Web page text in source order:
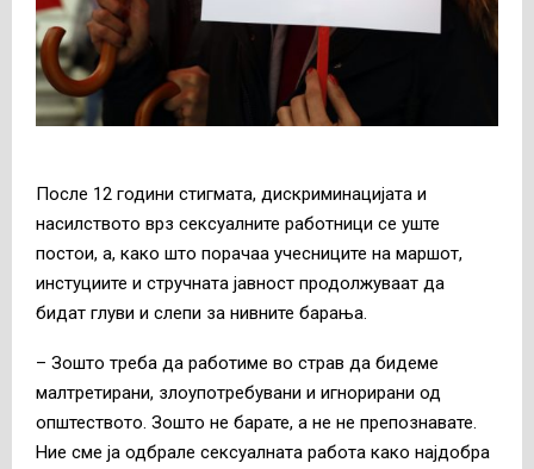
После 12 години стигмата, дискриминацијата и
насилството врз сексуалните работници се уште
постои, а, како што порачаа учесниците на маршот,
инстуциите и стручната јавност продолжуваат да
бидат глуви и слепи за нивните барања.
– Зошто треба да работиме во страв да бидеме
малтретирани, злоупотребувани и игнорирани од
општеството. Зошто не барате, а не не препознавате.
Ние сме ја одбрале сексуалната работа како најдобра